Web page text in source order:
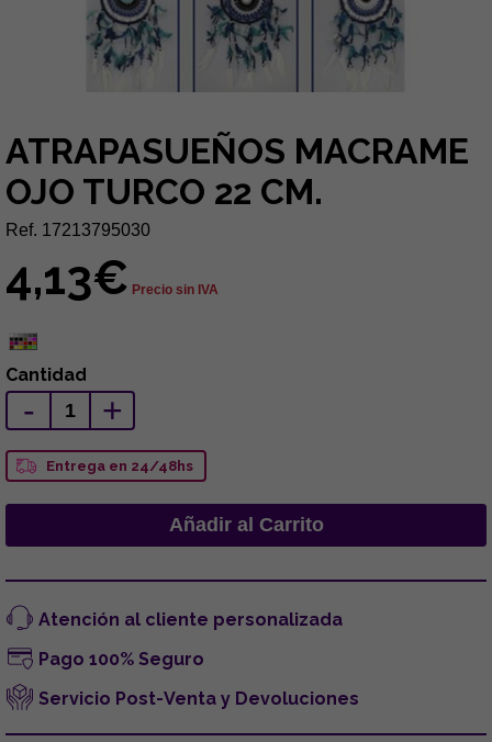
ATRAPASUEÑOS MACRAME
OJO TURCO 22 CM.
Ref. 17213795030
4,13€ Precio sin IVA
Cantidad
- +
Entrega en 24/48hs
Atención al cliente personalizada
Pago 100% Seguro
Servicio Post-Venta y Devoluciones